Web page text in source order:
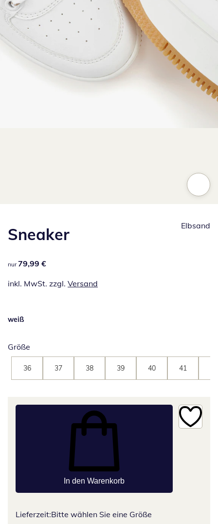
Sneaker
79,99 €
nur 79,99 €
inkl. MwSt. zzgl. Versand
Elbsand
weiß
Größe
36 37 38 39 40 41
In den Warenkorb
Lieferzeit:Bitte wählen Sie eine Größe